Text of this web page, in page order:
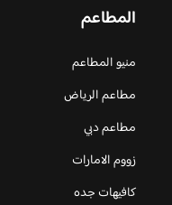
المطاعم
منيو المطاعم
مطاعم الرياض
مطاعم دبي
زووم الامارات
كافيهات جده